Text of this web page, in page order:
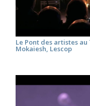
Le Pont des artistes
Mokaiesh, Lescop